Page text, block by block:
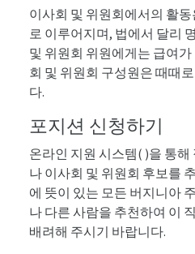
이사회 및 위원회에서의 활
로 이루어지며, 법에서 달리
및 위원회 위원에게는 급여
회 및 위원회 구성원은 때때
다.
포지션 신청하기
온라인 지원 시스템( )을 통해
나 이사회 및 위원회 후보를
에 뜻이 있는 모든 버지니아
나 다른 사람을 추천하여 이
배려해 주시기 바랍니다.